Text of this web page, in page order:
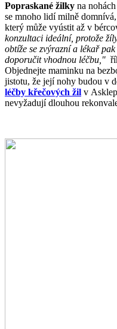
Popraskané žilky na
se mnoho lidí milně
který může vyústit až v
konzultaci ideální, protože
obtíže se zvýrazní a lékař
doporučit vhodnou léčbu,"
Objednejte maminku na
jistotu, že její nohy budou v
léčby křečových žil v
nevyžadují dlouhou